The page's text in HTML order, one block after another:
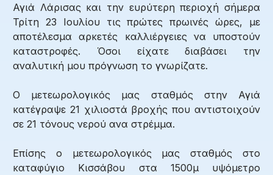
Αγιά Λάρισας και την ευρύτερη περιοχή σήμερα
Τρίτη 23 Ιουλίου τις πρώτες πρωινές ώρες, με
αποτέλεσμα αρκετές καλλιέργειες να υποστούν
καταστροφές. Όσοι είχατε διαβάσει την
αναλυτική μου πρόγνωση το γνωρίζατε.
Ο μετεωρολογικός μας σταθμός στην Αγιά
κατέγραψε 21 χιλιοστά βροχής που αντιστοιχούν
σε 21 τόνους νερού ανα στρέμμα.
Επίσης ο μετεωρολογικός μας σταθμός στο
καταφύγιο Κισσάβου στα 1500μ υψόμετρο